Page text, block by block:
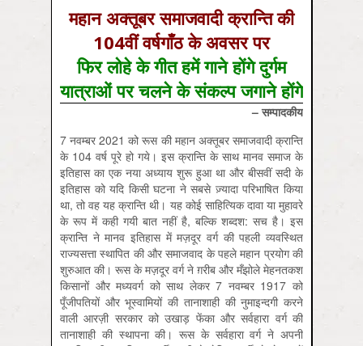
महान अक्तूबर समाजवादी क्रान्ति की
104वीं वर्षगाँठ के अवसर पर
फिर लोहे के गीत हमें गाने होंगे दुर्गम
यात्राओं पर चलने के संकल्प जगाने होंगे
– सम्पादकीय
7 नवम्बर 2021 को रूस की महान अक्तूबर समाजवादी क्रान्ति
के 104 वर्ष पूरे हो गये। इस क्रान्ति के साथ मानव समाज के
इतिहास का एक नया अध्याय शुरू हुआ था और बीसवीं सदी के
इतिहास को यदि किसी घटना ने सबसे ज़्यादा परिभाषित किया
था, तो वह यह क्रान्ति थी। यह कोई साहित्यिक दावा या मुहावरे
के रूप में कही गयी बात नहीं है, बल्कि शब्दश: सच है। इस
क्रान्ति ने मानव इतिहास में मज़दूर वर्ग की पहली व्यवस्थित
राज्यसत्ता स्थापित की और समाजवाद के पहले महान प्रयोग की
शुरुआत की। रूस के मज़दूर वर्ग ने ग़रीब और मँझोले मेहनतकश
किसानों और मध्यवर्ग को साथ लेकर 7 नवम्बर 1917 को
पूँजीपतियों और भूस्वामियों की तानाशाही की नुमाइन्दगी करने
वाली आरज़ी सरकार को उखाड़ फेंका और सर्वहारा वर्ग की
तानाशाही की स्थापना की। रूस के सर्वहारा वर्ग ने अपनी